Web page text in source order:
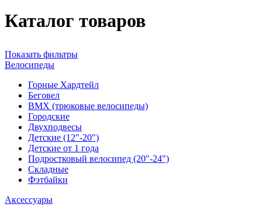
Каталог товаров
Показать фильтры
Велосипеды
Горные Хардтейл
Беговел
ВМХ (трюковые велосипеды)
Городские
Двухподвесы
Детские (12"-20")
Детские от 1 года
Подростковый велосипед (20"-24")
Складные
Фэтбайки
Аксессуары